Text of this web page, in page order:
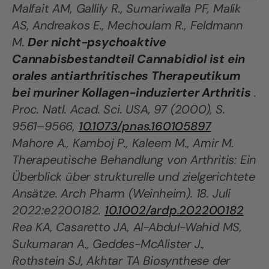
Malfait AM, Gallily R., Sumariwalla PF, Malik
AS, Andreakos E., Mechoulam R., Feldmann
M.Der nicht-psychoaktive
Cannabisbestandteil Cannabidiol ist ein
orales antiarthritisches Therapeutikum
bei muriner Kollagen-induzierter Arthritis .
Proc. Natl. Acad. Sci. USA, 97 (2000), S.
9561–9566, 10.1073/pnas.160105897
Mahore A., Kamboj P., Kaleem M., Amir M.
Therapeutische Behandlung von Arthritis: Ein
Überblick über strukturelle und zielgerichtete
Ansätze. Arch Pharm (Weinheim). 18. Juli
2022:e2200182. 10.1002/ardp.202200182
Rea KA, Casaretto JA, Al-Abdul-Wahid MS,
Sukumaran A., Geddes-McAlister J.,
Rothstein SJ, Akhtar TA Biosynthese der